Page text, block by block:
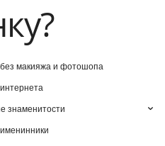
макияжа и фотошопа
знаменитости